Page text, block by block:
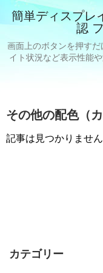
簡単ディスプ
認
画面上のボタンを押す
イト状況など表示性能
その他の配色（カ
記事は見つかりません
カテゴリー